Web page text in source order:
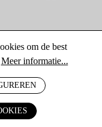
om de best
Meer informatie...